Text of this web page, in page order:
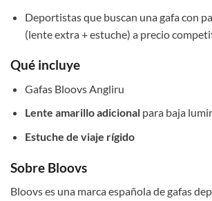
Deportistas que buscan una gafa con
(lente extra + estuche) a precio
Qué incluye
Gafas Bloovs Angliru
Lente amarillo adicionalpara baja
Estuche de viaje rígido
Sobre Bloovs
Bloovs es una marca española de gafas